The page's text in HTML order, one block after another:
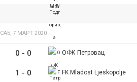
САБ, 7 МАРТ 2020
0 - 0 ОФК Петровац
1 - 0 FK Mladost Ljeskopolje